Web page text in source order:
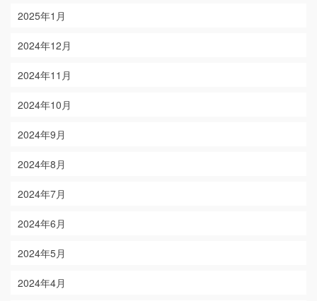
2025年1月
2024年12月
2024年11月
2024年10月
2024年9月
2024年8月
2024年7月
2024年6月
2024年5月
2024年4月